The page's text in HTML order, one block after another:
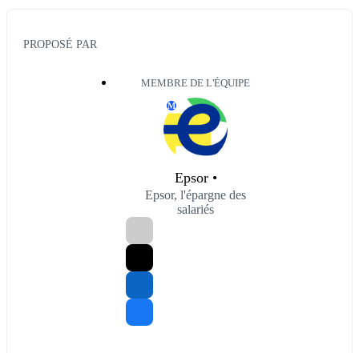
PROPOSÉ PAR
MEMBRE DE L'ÉQUIPE
M
Epsor •
Epsor, l'épargne des
salariés